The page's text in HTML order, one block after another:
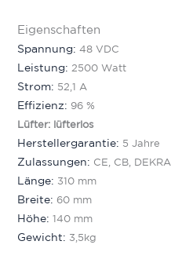
Eigenschaften
Spannung: 48 VDC
Leistung: 2500 Watt
Strom: 52,1 A
Effizienz: 96 %
Lüfter: lüfterlos
Herstellergarantie: 5 Jahre
Zulassungen: CE, CB, DEKRA
Länge: 310 mm
Breite: 60 mm
Höhe: 140 mm
Gewicht: 3,5kg